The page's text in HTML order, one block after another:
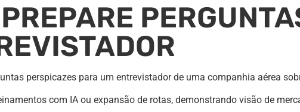
perspicazes para um entrevistador de uma companhia aérea
com IA ou expansão de rotas, demonstrando visão de